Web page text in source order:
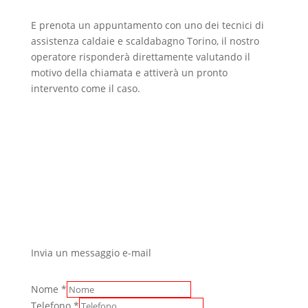
E prenota un appuntamento con uno dei tecnici di
assistenza caldaie e scaldabagno Torino, il nostro
operatore risponderà direttamente valutando il
motivo della chiamata e attiverà un pronto
intervento come il caso.
Invia un messaggio e-mail
Nome *